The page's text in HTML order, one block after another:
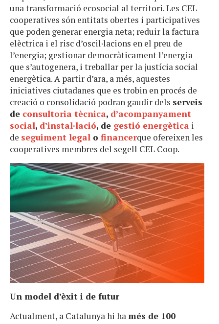
una transformació ecosocial al territori. Les CEL
cooperatives són entitats obertes i participatives
que poden generar energia neta; reduir la factura
elèctrica i el risc d’oscil·lacions en el preu de
l’energia; gestionar democràticament l’energia
que s’autogenera, i treballar per la justícia social
energètica. A partir d’ara, a més, aquestes
iniciatives ciutadanes que es trobin en procés de
creació o consolidació podran gaudir dels serveis
de consultoria tècnica, d’acompanyament
social, d’instal·lació, de gestió energètica i
de seguiment legal o financerque ofereixen les
cooperatives membres del segell CEL Coop.
Un model d’èxit i de futur
Actualment, a Catalunya hi ha més de 100